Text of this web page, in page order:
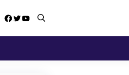
Facebook
Twitter
YouTube